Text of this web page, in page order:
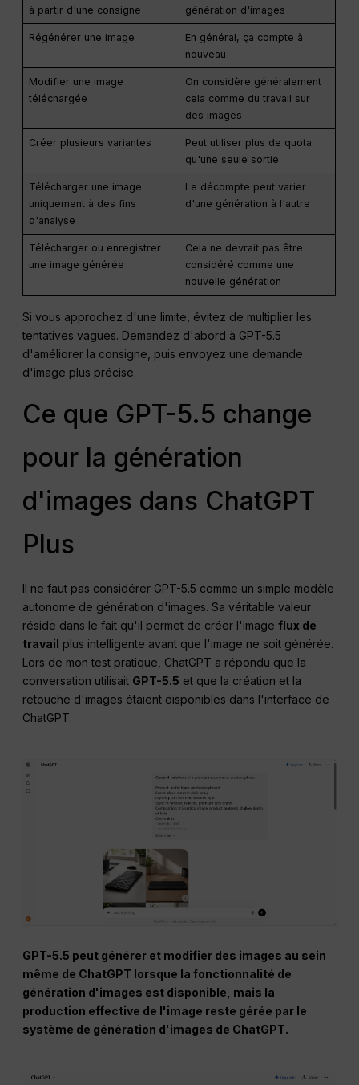
à partir d'une consigne
génération d'images
Régénérer une image
En général, ça compte à
nouveau
Modifier une image
téléchargée
On considère généralement
cela comme du travail sur
des images
Créer plusieurs variantes
Peut utiliser plus de quota
qu'une seule sortie
Télécharger une image
uniquement à des fins
d'analyse
Le décompte peut varier
d'une génération à l'autre
Télécharger ou enregistrer
une image générée
Cela ne devrait pas être
considéré comme une
nouvelle génération
Si vous approchez d'une limite, évitez de multiplier les
tentatives vagues. Demandez d'abord à GPT-5.5
d'améliorer la consigne, puis envoyez une demande
d'image plus précise.
Ce que GPT-5.5 change
pour la génération
d'images dans ChatGPT
Plus
Il ne faut pas considérer GPT-5.5 comme un simple modèle
autonome de génération d'images. Sa véritable valeur
réside dans le fait qu'il permet de créer l'imageflux de
travail plus intelligente avant que l'image ne soit générée.
Lors de mon test pratique, ChatGPT a répondu que la
conversation utilisait GPT-5.5 et que la création et la
retouche d'images étaient disponibles dans l'interface de
ChatGPT.
GPT-5.5 peut générer et modifier des images au sein
même de ChatGPT lorsque la fonctionnalité de
génération d'images est disponible, mais la
production effective de l'image reste gérée par le
système de génération d'images de ChatGPT.